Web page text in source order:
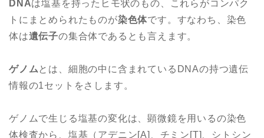
DNAは塩基を持ったヒモ状のもの、これらがコンパク
トにまとめられたものが染色体です。すなわち、染色
体は遺伝子の集合体であるとも言えます。
ゲノムとは、細胞の中に含まれているDNAの持つ遺伝
情報の1セットをさします。
ゲノムで生じる塩基の変化は、顕微鏡を用いるの染色
体検査から、塩基（アデニン[A]、チミン[T]、シトシン